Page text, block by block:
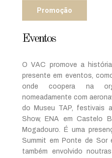
Promoção
Eventos
O VAC promove a
presente em eventos,
onde coopera na
nomeadamente com
do Museu TAP, festivais
Show, ENA em Castelo
Mogadouro. É uma
Summit em Ponte de Sor
também envolvido